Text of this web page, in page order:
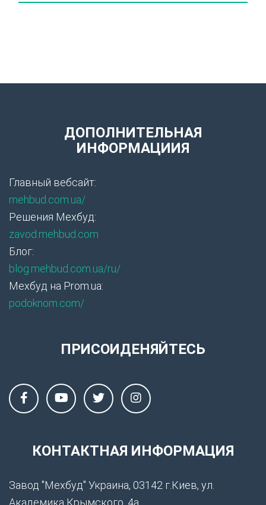
ДОПОЛНИТЕЛЬНАЯ
ИНФОРМАЦИИЯ
Главный вебсайт:
mehbud.com.ua/
Решения Мехбуд:
zavod.mehbud.com
Блог:
blog.mehbud.com.ua/ru/
Мехбуд на Prom.ua:
podoknom.com/
ПРИСОИДЕНЯЙТЕСЬ
КОНТАКТНАЯ ИНФОРМАЦИЯ
Завод "Мехбуд" Украина, 03142 г.Киев, ул.
Академика Крымского, 4а